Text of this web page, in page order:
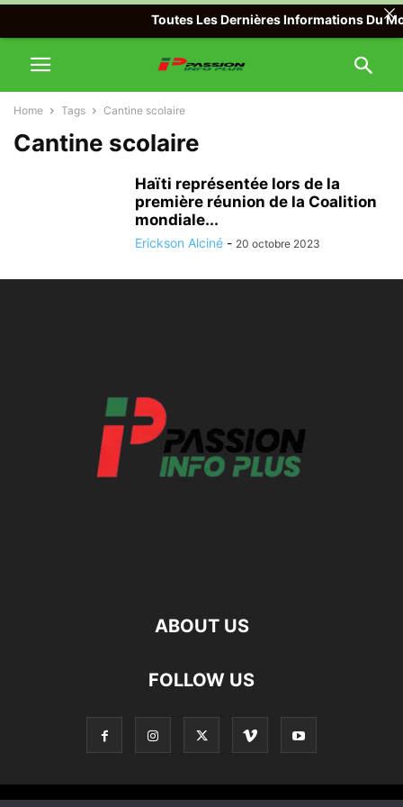
Home Tags Cantine scolaire
Cantine scolaire
Haïti représentée lors de la
première réunion de la Coalition
mondiale...
Erickson Alciné - 20 octobre 2023
ABOUT US
FOLLOW US
Toutes Les Dernières Informations Du